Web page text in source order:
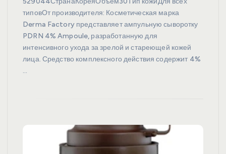
типовОт производителя: Косметическая марка
Derma Factory представляет ампульную сыворотку
PDRN 4% Ampoule, разработанную для
интенсивного ухода за зрелой и стареющей кожей
лица. Средство комплексного действия содержит 4%
…